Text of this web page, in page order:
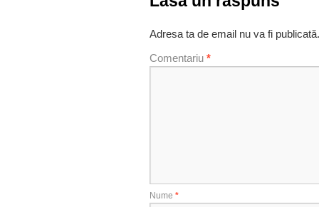
Adresa ta de email nu va fi publicată.
Comentariu *
Nume *